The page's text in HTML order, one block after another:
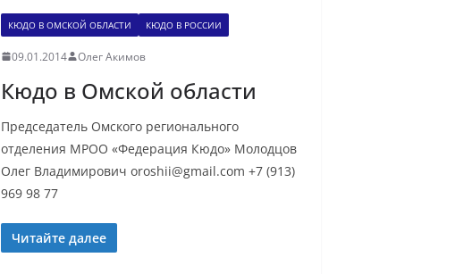
КЮДО В ОМСКОЙ ОБЛАСТИ КЮДО В РОССИИ
09.01.2014 Олег Акимов
Кюдо в Омской области
Председатель Омского регионального
отделения МРОО «Федерация Кюдо» Молодцов
Олег Владимирович oroshii@gmail.com +7 (913)
969 98 77
Читайте далее